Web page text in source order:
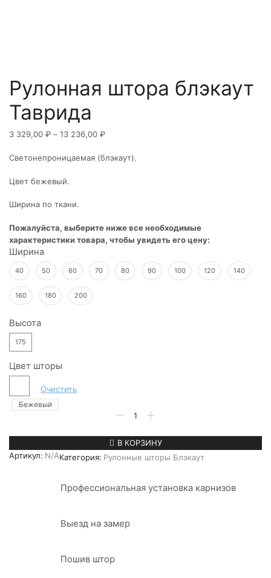
Рулонная штора блэкаут
Таврида
3 329,00 ₽ – 13 236,00 ₽Диапазон
3
Светонепроницаемая (блэкаут).
Цвет бежевый.
Ширина по ткани.
Пожалуйста, выберите ниже все необходимые
характеристики товара, чтобы увидеть его цену:
Ширина
40 50 60 70 80 90 100 120 140
160 180 200
Высота
175
Цвет шторы
Очистить
товара
штора
блэкаут
Таврида
В КОРЗИНУ
Артикул: N/AКатегория: Рулонные шторы Блэкаут
Профессиональная установка карнизов
Выезд на замер
Пошив штор